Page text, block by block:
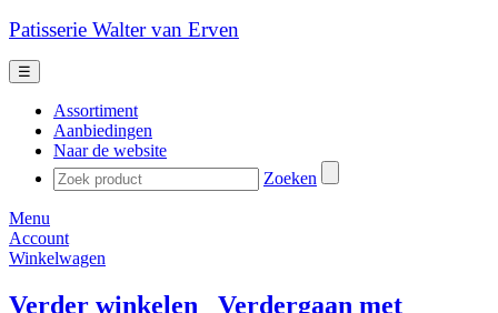
Patisserie Walter van Erven
☰
Assortiment
Aanbiedingen
Naar de website
Zoeken
Menu
Account
Winkelwagen
Verder winkelen
Verdergaan met